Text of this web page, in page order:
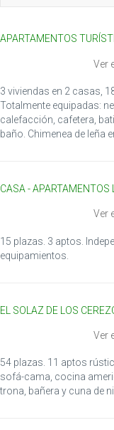
APARTAMENTOS
Ver
3 viviendas en 2 casas,
Totalmente equipadas:
calefacción, cafetera,
baño. Chimenea de leña
CASA - APARTAMENTOS
Ver
15 plazas. 3 aptos.
equipamientos.
EL SOLAZ DE LOS
Ver
54 plazas. 11 aptos
sofá-cama, cocina
trona, bañera y cuna de